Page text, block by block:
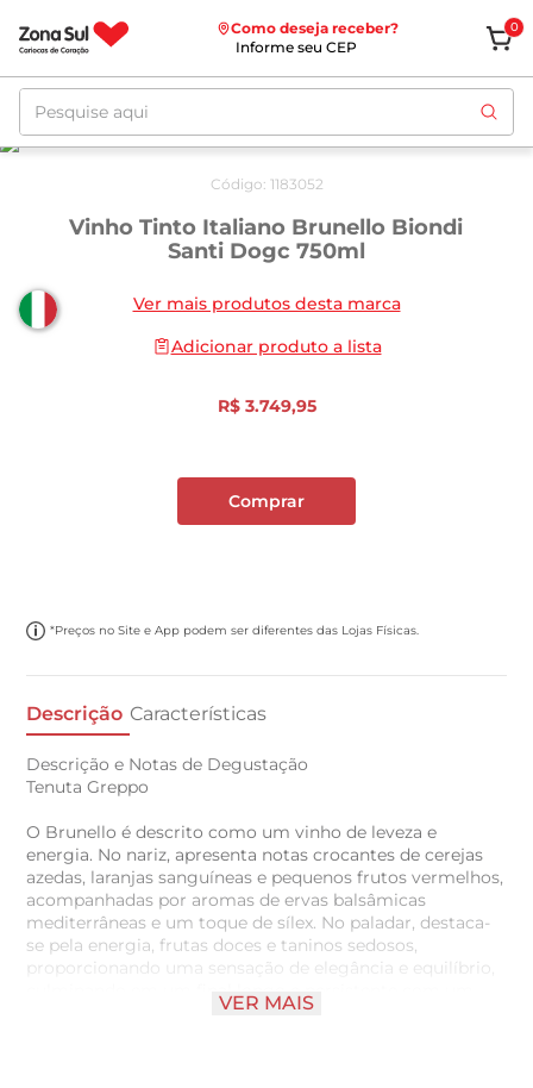
Como deseja receber?
Informe seu CEP
0
Pesquise aqui
Código: 1183052
Vinho Tinto Italiano Brunello Biondi
Santi Dogc 750ml
Ver mais produtos desta marca
Adicionar produto a lista
R$ 3.749,95
Comprar
*Preços no Site e App podem ser diferentes das Lojas Físicas.
Descrição Características
Descrição e Notas de Degustação
Tenuta Greppo
O Brunello é descrito como um vinho de leveza e
energia. No nariz, apresenta notas crocantes de cerejas
azedas, laranjas sanguíneas e pequenos frutos vermelhos,
acompanhadas por aromas de ervas balsâmicas
mediterrâneas e um toque de sílex. No paladar, destaca-
se pela energia, frutas doces e taninos sedosos,
proporcionando uma sensação de elegância e equilíbrio,
culminando em um final longo e persistente com um
toque salgado distinto, fresco e limpo.
VER MAIS